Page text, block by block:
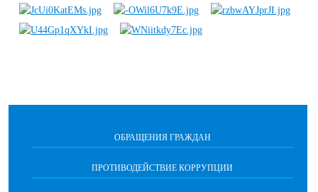
ОБРАЩЕНИЯ ГРАЖДАН
ПРОТИВОДЕЙСТВИЕ КОРРУПЦИИ